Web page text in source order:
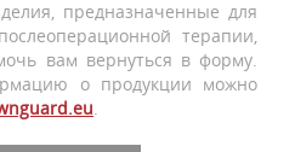
предназначенные для
терапии,
вам вернуться в форму.
о продукции можно
.